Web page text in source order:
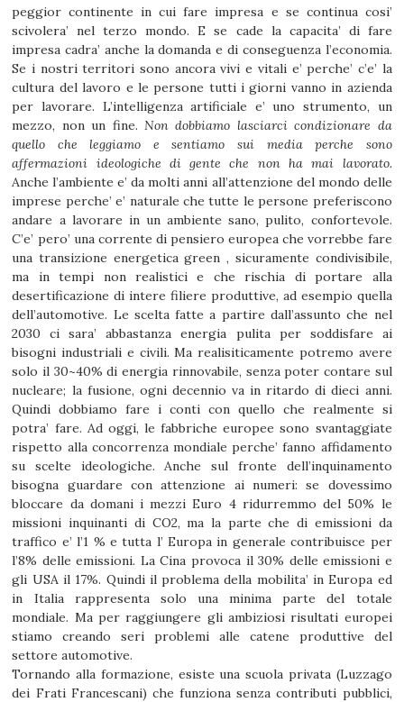
peggior continente in cui fare impresa e se continua cosi’
scivolera’ nel terzo mondo. E se cade la capacita’ di fare
impresa cadra’ anche la domanda e di conseguenza l’economia.
Se i nostri territori sono ancora vivi e vitali e’ perche’ c’e’ la
cultura del lavoro e le persone tutti i giorni vanno in azienda
per lavorare. L’intelligenza artificiale e’ uno strumento, un
mezzo, non un fine. Non dobbiamo lasciarci condizionare da
quello che leggiamo e sentiamo sui media perche sono
affermazioni ideologiche di gente che non ha mai lavorato.
Anche l’ambiente e’ da molti anni all’attenzione del mondo delle
imprese perche’ e’ naturale che tutte le persone preferiscono
andare a lavorare in un ambiente sano, pulito, confortevole.
C’e’ pero’ una corrente di pensiero europea che vorrebbe fare
una transizione energetica green , sicuramente condivisibile,
ma in tempi non realistici e che rischia di portare alla
desertificazione di intere filiere produttive, ad esempio quella
dell’automotive. Le scelta fatte a partire dall’assunto che nel
2030 ci sara’ abbastanza energia pulita per soddisfare ai
bisogni industriali e civili. Ma realisiticamente potremo avere
solo il 30~40% di energia rinnovabile, senza poter contare sul
nucleare; la fusione, ogni decennio va in ritardo di dieci anni.
Quindi dobbiamo fare i conti con quello che realmente si
potra’ fare. Ad oggi, le fabbriche europee sono svantaggiate
rispetto alla concorrenza mondiale perche’ fanno affidamento
su scelte ideologiche. Anche sul fronte dell’inquinamento
bisogna guardare con attenzione ai numeri: se dovessimo
bloccare da domani i mezzi Euro 4 ridurremmo del 50% le
missioni inquinanti di CO2, ma la parte che di emissioni da
traffico e’ l’1 % e tutta l’ Europa in generale contribuisce per
l’8% delle emissioni. La Cina provoca il 30% delle emissioni e
gli USA il 17%. Quindi il problema della mobilita’ in Europa ed
in Italia rappresenta solo una minima parte del totale
mondiale. Ma per raggiungere gli ambiziosi risultati europei
stiamo creando seri problemi alle catene produttive del
settore automotive.
Tornando alla formazione, esiste una scuola privata (Luzzago
dei Frati Francescani) che funziona senza contributi pubblici,